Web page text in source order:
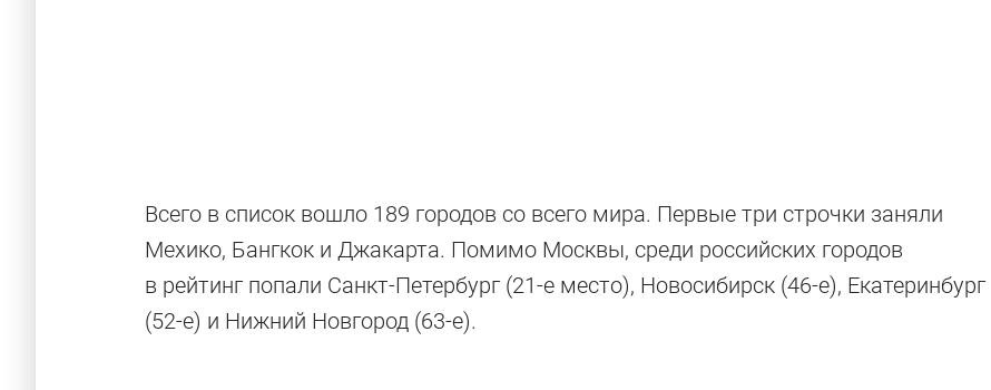
Всего в список вошло 189 городов со всего мира. Первые три строчки заняли
Мехико, Бангкок и Джакарта. Помимо Москвы, среди российских городов
в рейтинг попали Санкт-Петербург (21-е место), Новосибирск (46-е), Екатеринбург
(52-е) и Нижний Новгород (63-е).